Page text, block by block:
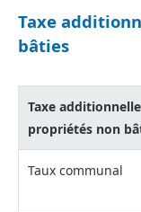
Taxe
bâties
Taxe
propriétés non
Taux communal